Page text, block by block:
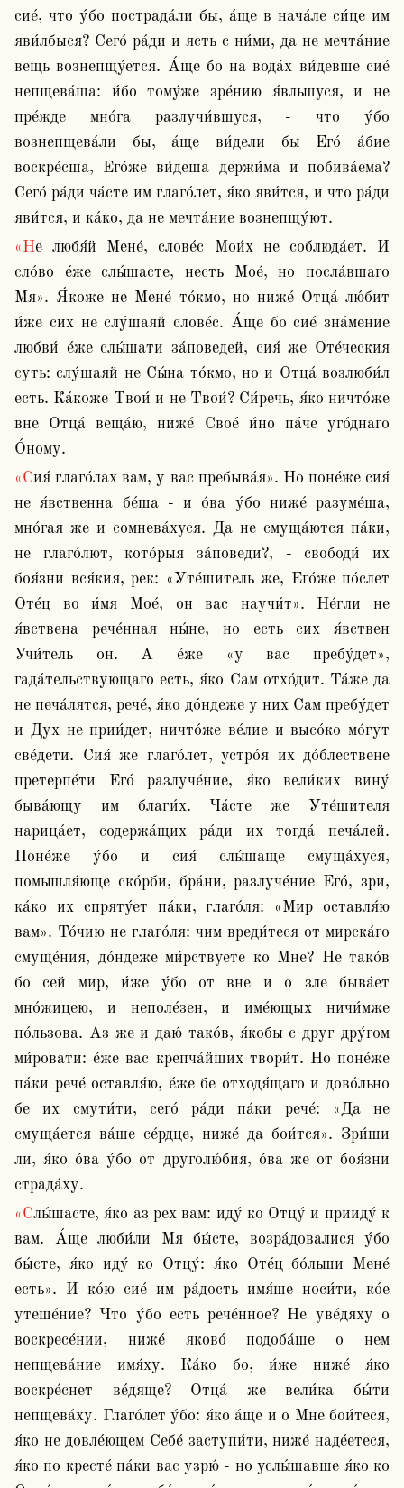
сие́, что у́бо пострада́ли бы, а́ще в нача́ле си́це им
яви́лбыся? Сего́ ра́ди и ясть с ни́ми, да не мечта́ние
вещь вознепщу́ется. А́ще бо на вода́х ви́девше сие́
непщева́ша: и́бо тому́же зре́нию я́вльшуся, и не
пре́жде мно́га разлучи́вшуся, - что у́бо
вознепщева́ли бы, а́ще ви́дели бы Его́ а́бие
воскре́сша, Его́же ви́деша держи́ма и побива́ема?
Сего́ ра́ди ча́сте им глаго́лет, я́ко яви́тся, и что ра́ди
яви́тся, и ка́ко, да не мечта́ние вознепщу́ют.
«Не любя́й Мене́, слове́с Мои́х не соблюда́ет. И
сло́во е́же слы́шасте, несть Мое́, но посла́вшаго
Мя». Я́коже не Мене́ то́кмо, но ниже́ Отца́ лю́бит
и́же сих не слу́шаяй слове́с. А́ще бо сие́ зна́мение
любви́ е́же слы́шати за́поведей, сия́ же Оте́ческия
суть: слу́шаяй не Сы́на то́кмо, но и Отца́ возлюби́л
есть. Ка́коже Твои́ и не Твои́? Си́речь, я́ко ничто́же
вне Отца́ веща́ю, ниже́ Свое́ и́но па́че уго́днаго
О́ному.
«Сия́ глаго́лах вам, у вас пребыва́я». Но поне́же сия́
не я́вственна бе́ша - и о́ва у́бо ниже́ разуме́ша,
мно́гая же и сомнева́хуся. Да не смуща́ются па́ки,
не глаго́лют, кото́рыя за́поведи?, - свободи́ их
боя́зни вся́кия, рек: «Уте́шитель же, Его́же по́слет
Оте́ц во и́мя Мое́, он вас научи́т». Не́гли не
я́вствена рече́нная ны́не, но есть сих я́вствен
Учи́тель он. А е́же «у вас пребу́дет»,
гада́тельствующаго есть, я́ко Сам отхо́дит. Та́же да
не печа́лятся, рече́, я́ко до́ндеже у них Сам пребу́дет
и Дух не прии́дет, ничто́же ве́лие и высо́ко мо́гут
све́дети. Сия́ же глаго́лет, устро́я их до́блествене
претерпе́ти Его́ разлуче́ние, я́ко вели́ких вину́
быва́ющу им благи́х. Ча́сте же Уте́шителя
нарица́ет, содержа́щих ра́ди их тогда́ печа́лей.
Поне́же у́бо и сия́ слы́шаще смуща́хуся,
помышля́юще ско́рби, бра́ни, разлуче́ние Его́, зри,
ка́ко их спряту́ет па́ки, глаго́ля: «Мир оставля́ю
вам». То́чию не глаго́ля: чим вреди́теся от мирска́го
смуще́ния, до́ндеже ми́рствуете ко Мне? Не тако́в
бо сей мир, и́же у́бо от вне и о зле быва́ет
мно́жицею, и неполе́зен, и име́ющых ничи́мже
по́льзова. Аз же и даю́ тако́в, я́кобы с друг дру́гом
ми́ровати: е́же вас крепча́йших твори́т. Но поне́же
па́ки рече́ оставля́ю, е́же бе отходя́щаго и дово́льно
бе их смути́ти, сего́ ра́ди па́ки рече́: «Да не
смуща́ется ва́ше се́рдце, ниже́ да бои́тся». Зри́ши
ли, я́ко о́ва у́бо от друголю́бия, о́ва же от боя́зни
страда́ху.
«Слы́шасте, я́ко аз рех вам: иду́ ко Отцу́ и прииду́ к
вам. А́ще люби́ли Мя бы́сте, возра́довалися у́бо
бы́сте, я́ко иду́ ко Отцу́: я́ко Оте́ц бо́льши Мене́
есть». И ко́ю сие́ им ра́дость имя́ше носи́ти, ко́е
утеше́ние? Что у́бо есть рече́нное? Не уве́дяху о
воскресе́нии, ниже́ яково́ подоба́ше о нем
непщева́ние имя́ху. Ка́ко бо, и́же ниже́ я́ко
воскре́снет ве́дяще? Отца́ же вели́ка бы́ти
непщева́ху. Глаго́лет у́бо: я́ко а́ще и о Мне бои́теся,
я́ко не довле́ющем Себе́ заступи́ти, ниже́ наде́етеся,
я́ко по кресте́ па́ки вас узрю́ - но услы́шавше я́ко ко